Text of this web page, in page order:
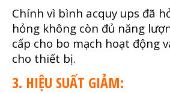
Chính vì bình acquy ups đã
hỏng không còn đủ năng
cấp cho bo mạch hoạt động
cho thiết bị.
3. HIỆU SUẤT GIẢM: